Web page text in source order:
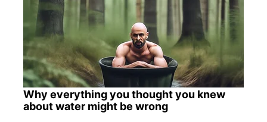
Why everything you thought you knew
about water might be wrong